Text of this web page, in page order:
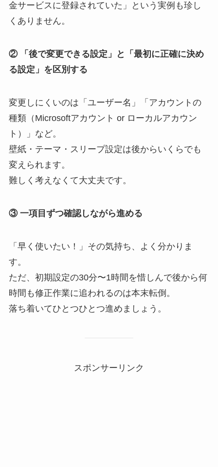
金サービスに登録されていた」という実例も珍し
くありません。
② 「後で変更できる設定」と「最初に正確に決め
る設定」を区別する
変更しにくいのは「ユーザー名」「アカウントの
種類（Microsoftアカウント or ローカルアカウン
ト）」など。
壁紙・テーマ・スリープ設定は後からいくらでも
変えられます。
難しく考えなくて大丈夫です。
③ 一項目ずつ確認しながら進める
「早く使いたい！」その気持ち、よく分かりま
す。
ただ、初期設定の30分〜1時間を惜しんで後から何
時間も修正作業に追われるのは本末転倒。
落ち着いてひとつひとつ進めましょう。
スポンサーリンク